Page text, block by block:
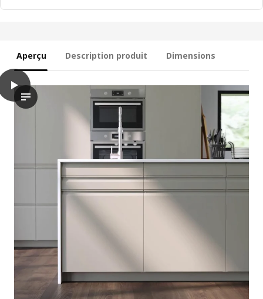
Aperçu Description produit Dimensions
play
La vidéo présente une démonstration de la façade de tiroir
UPPLÖV Face de tiroir, mat beige foncé, 40x20 cm